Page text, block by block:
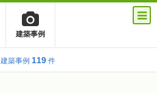
建築事例
建築事例 119 件